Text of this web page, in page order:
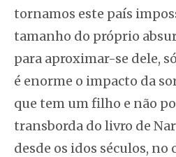
tornamos este país
tamanho do próprio
para aproximar-se dele,
é enorme o impacto da
que tem um filho e não
transborda do livro de
desde os idos séculos, no